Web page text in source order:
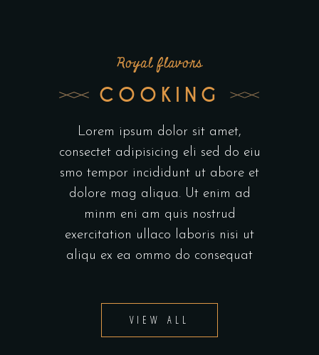
Royal flavors
COOKING
Lorem ipsum dolor sit amet,
consectet adipisicing eli sed do eiu
smo tempor incididunt ut abore et
dolore mag aliqua. Ut enim ad
minm eni am quis nostrud
exercitation ullaco laboris nisi ut
aliqu ex ea ommo do consequat
VIEW ALL